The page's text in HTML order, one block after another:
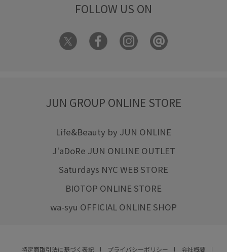
FOLLOW US ON
JUN GROUP ONLINE STORE
Life&Beauty by JUN ONLINE
J'aDoRe JUN ONLINE OUTLET
Saturdays NYC WEB STORE
BIOTOP ONLINE STORE
wa-syu OFFICIAL ONLINE SHOP
特定商取引法に基づく表記 プライバシーポリシー 会社概要